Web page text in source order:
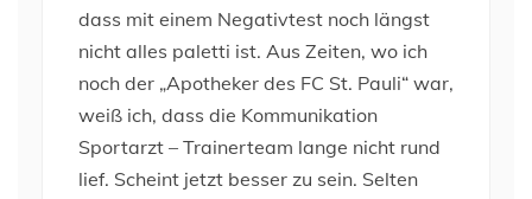
dass mit einem Negativtest noch längst
nicht alles paletti ist. Aus Zeiten, wo ich
noch der „Apotheker des FC St. Pauli“ war,
weiß ich, dass die Kommunikation
Sportarzt – Trainerteam lange nicht rund
lief. Scheint jetzt besser zu sein. Selten